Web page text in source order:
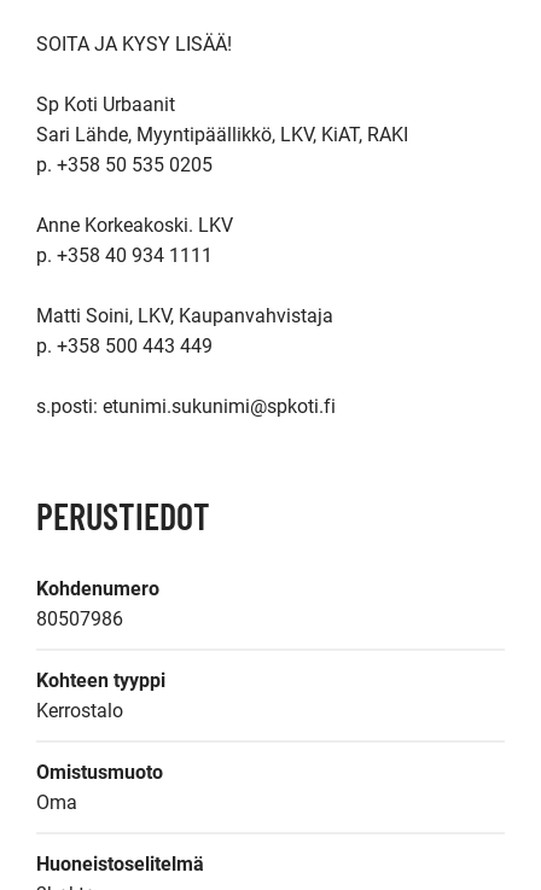
SOITA JA KYSY LISÄÄ!
Sp Koti Urbaanit
Sari Lähde, Myyntipäällikkö, LKV, KiAT, RAKI
p. +358 50 535 0205
Anne Korkeakoski. LKV
p. +358 40 934 1111
Matti Soini, LKV, Kaupanvahvistaja
p. +358 500 443 449
PERUSTIEDOT
Kohdenumero
80507986
Kohteen tyyppi
Kerrostalo
Omistusmuoto
Oma
Huoneistoselitelmä